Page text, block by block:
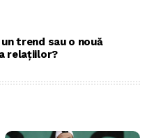
trend sau o nouă
relațiilor?